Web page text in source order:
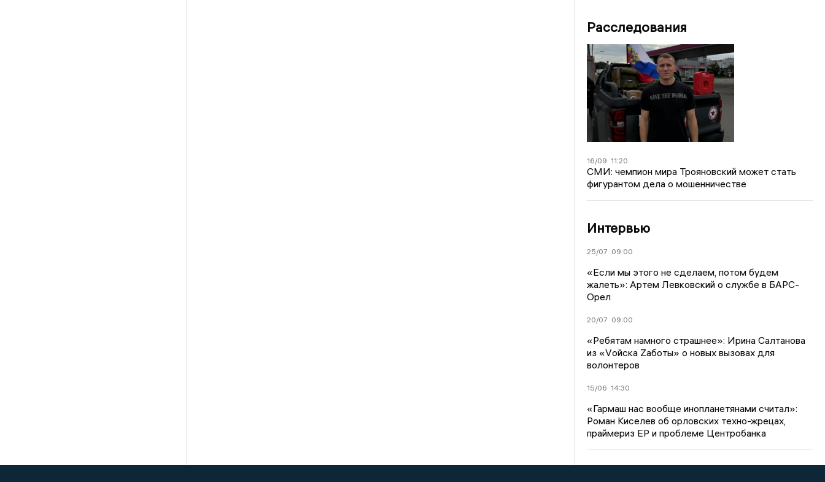
Расследования
16/09 11:20
СМИ: чемпион мира Трояновский может стать
фигурантом дела о мошенничестве
Интервью
25/07 09:00
«Если мы этого не сделаем, потом будем
жалеть»: Артем Левковский о службе в БАРС-
Орел
20/07 09:00
«Ребятам намного страшнее»: Ирина Салтанова
из «Vойска Zаботы» о новых вызовах для
волонтеров
15/06 14:30
«Гармаш нас вообще инопланетянами считал»:
Роман Киселев об орловских техно-жрецах,
праймериз ЕР и проблеме Центробанка